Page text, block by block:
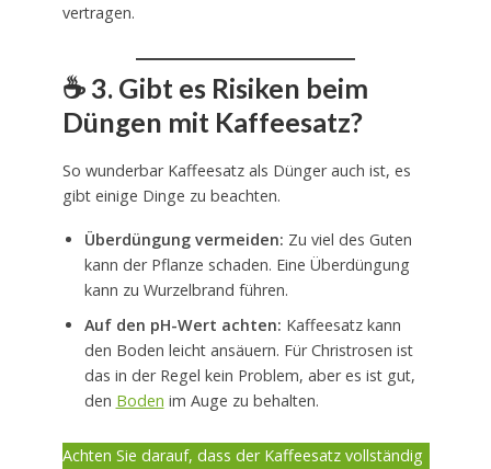
vertragen.
☕ 3. Gibt es Risiken beim
Düngen mit Kaffeesatz?
So wunderbar Kaffeesatz als Dünger auch ist, es
gibt einige Dinge zu beachten.
Überdüngung vermeiden: Zu viel des Guten
kann der Pflanze schaden. Eine Überdüngung
kann zu Wurzelbrand führen.
Auf den pH-Wert achten: Kaffeesatz kann
den Boden leicht ansäuern. Für Christrosen ist
das in der Regel kein Problem, aber es ist gut,
den Boden im Auge zu behalten.
Achten Sie darauf, dass der Kaffeesatz vollständig